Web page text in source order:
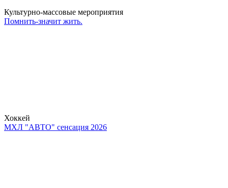
Культурно-массовые мероприятия
Помнить-значит жить.
Хоккей
МХЛ "АВТО" сенсация 2026